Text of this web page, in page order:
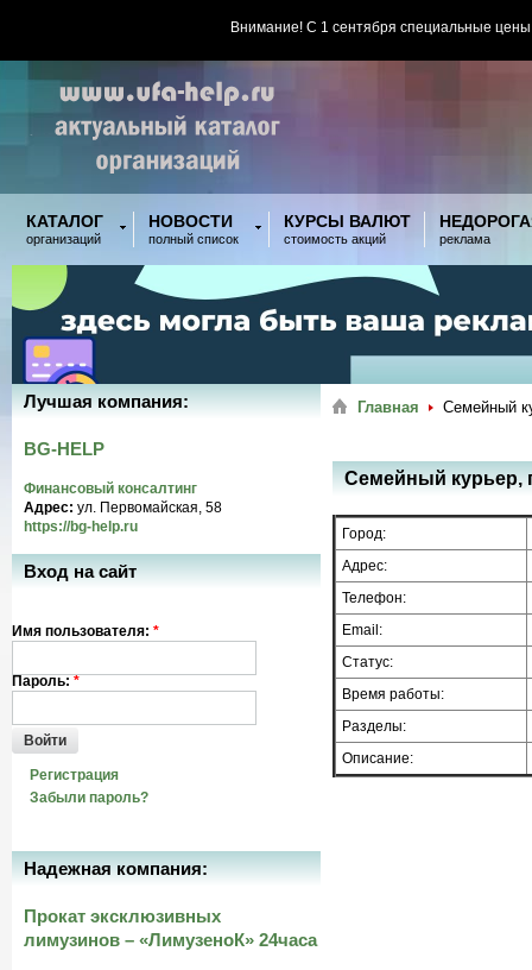
Внимание! С 1 сентября специальные
КАТАЛОГ
организаций
НОВОСТИ
полный список
КУРСЫ ВАЛЮТ
стоимость акций реклама
Главная Семейный
Семейный курьер,
Город:
Адрес:
Телефон:
Email:
Статус:
Время работы:
Разделы:
Описание:
Лучшая компания:
BG-HELP
Финансовый консалтинг
Адрес: ул. Первомайская, 58
https://bg-help.ru
Вход на сайт
Имя пользователя: *
Пароль: *
Войти
Регистрация
Забыли пароль?
Надежная компания:
Прокат эксклюзивных
лимузинов – «ЛимузеноК» 24часа